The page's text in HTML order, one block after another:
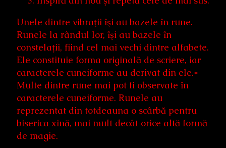
Unele dintre vibraţii îşi au bazele în rune.
Runele la rândul lor, îşi au bazele în
constelaţii, fiind cel mai vechi dintre alfabete.
Ele constituie forma originală de scriere, iar
caracterele cuneiforme au derivat din ele.*
Multe dintre rune mai pot fi observate în
caracterele cuneiforme. Runele au
reprezentat din totdeauna o scârbă pentru
biserica xină, mai mult decât orice altă formă
de magie.